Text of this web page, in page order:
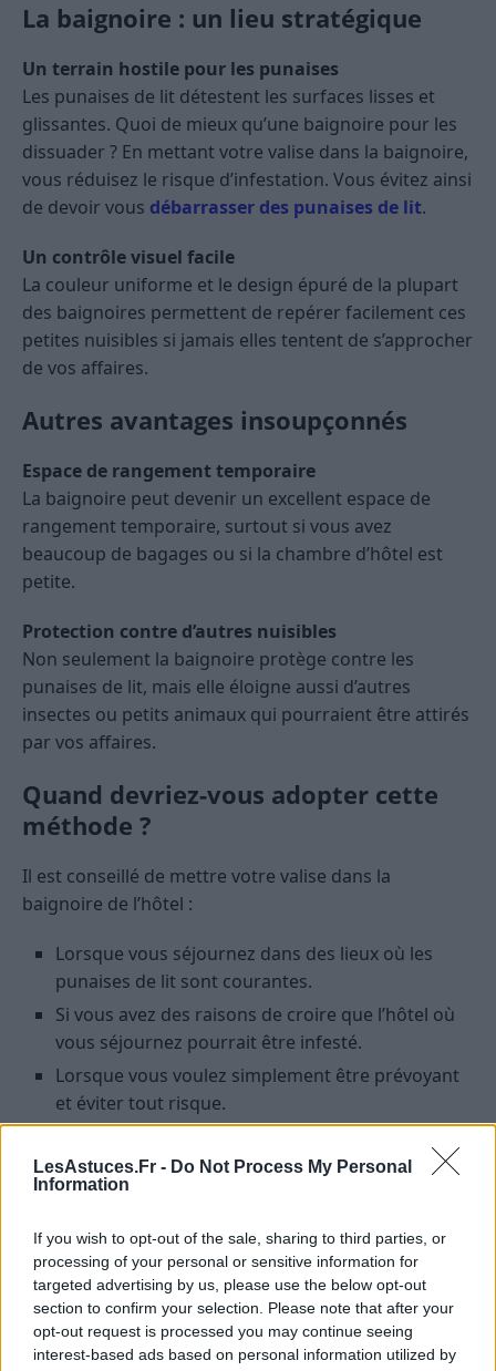
LesAstuces.Fr - Do Not Process My Personal
Information
If you wish to opt-out of the sale, sharing to third parties, or
processing of your personal or sensitive information for
targeted advertising by us, please use the below opt-out
section to confirm your selection. Please note that after your
opt-out request is processed you may continue seeing
interest-based ads based on personal information utilized by
La baignoire : un lieu stratégique
Un terrain hostile pour les punaises
Les punaises de lit détestent les surfaces lisses et
glissantes. Quoi de mieux qu’une baignoire pour les
dissuader ? En mettant votre valise dans la baignoire,
vous réduisez le risque d’infestation. Vous évitez ainsi
de devoir vous débarrasser des punaises de lit.
Un contrôle visuel facile
La couleur uniforme et le design épuré de la plupart
des baignoires permettent de repérer facilement ces
petites nuisibles si jamais elles tentent de s’approcher
de vos affaires.
Autres avantages insoupçonnés
Espace de rangement temporaire
La baignoire peut devenir un excellent espace de
rangement temporaire, surtout si vous avez
beaucoup de bagages ou si la chambre d’hôtel est
petite.
Protection contre d’autres nuisibles
Non seulement la baignoire protège contre les
punaises de lit, mais elle éloigne aussi d’autres
insectes ou petits animaux qui pourraient être attirés
par vos affaires.
Quand devriez-vous adopter cette
méthode ?
Il est conseillé de mettre votre valise dans la
baignoire de l’hôtel :
Lorsque vous séjournez dans des lieux où les
punaises de lit sont courantes.
Si vous avez des raisons de croire que l’hôtel où
vous séjournez pourrait être infesté.
Lorsque vous voulez simplement être prévoyant
et éviter tout risque.
Alternatives à la baignoire
vous séduit pas, voici quelques alternatives :
Les porte-bagages :Souvent fournis dans les
chambres d’hôtel, ils gardent votre valise hors du
sol.